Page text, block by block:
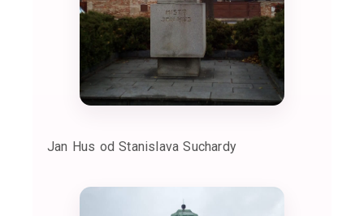
Jan Hus od Stanislava Suchardy